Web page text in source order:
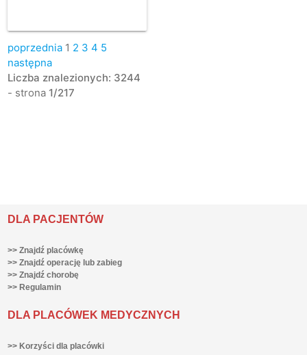
poprzednia 1 2 3 4 5
następna
Liczba znalezionych: 3244
- strona 1/217
DLA PACJENTÓW
>> Znajdź placówkę
>> Znajdź operację lub zabieg
>> Znajdź chorobę
>> Regulamin
DLA PLACÓWEK MEDYCZNYCH
>> Korzyści dla placówki